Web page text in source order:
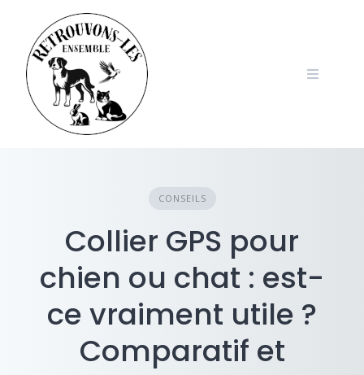
content
CONSEILS
Collier GPS pour
chien ou chat : est-
ce vraiment utile ?
Comparatif et